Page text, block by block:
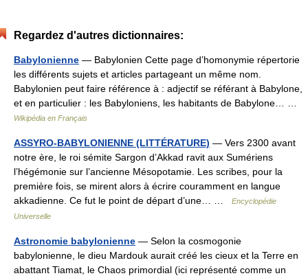
Regardez d'autres dictionnaires:
Babylonienne — Babylonien Cette page d’homonymie répertorie
les différents sujets et articles partageant un même nom.
Babylonien peut faire référence à : adjectif se référant à Babylone,
et en particulier : les Babyloniens, les habitants de Babylone… …
Wikipédia en Français
ASSYRO-BABYLONIENNE (LITTÉRATURE) — Vers 2300 avant
notre ère, le roi sémite Sargon d’Akkad ravit aux Sumériens
l’hégémonie sur l’ancienne Mésopotamie. Les scribes, pour la
première fois, se mirent alors à écrire couramment en langue
akkadienne. Ce fut le point de départ d’une… …
Encyclopédie
Universelle
Astronomie babylonienne — Selon la cosmogonie
babylonienne, le dieu Mardouk aurait créé les cieux et la Terre en
abattant Tiamat, le Chaos primordial (ici représenté comme un